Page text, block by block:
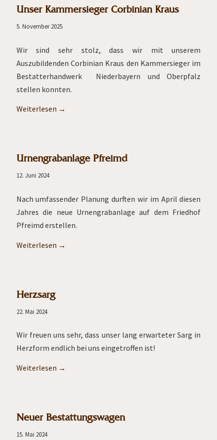
Unser Kammersieger Corbinian Kraus
5. November 2025
Wir sind sehr stolz, dass wir mit unserem
Auszubildenden Corbinian Kraus den Kammersieger im
Bestatterhandwerk Niederbayern und Oberpfalz
stellen konnten.
Weiterlesen →
Urnengrabanlage Pfreimd
12. Juni 2024
Nach umfassender Planung durften wir im April diesen
Jahres die neue Urnengrabanlage auf dem Friedhof
Pfreimd erstellen.
Weiterlesen →
Herzsarg
22. Mai 2024
Wir freuen uns sehr, dass unser lang erwarteter Sarg in
Herzform endlich bei uns eingetroffen ist!
Weiterlesen →
Neuer Bestattungswagen
15. Mai 2024